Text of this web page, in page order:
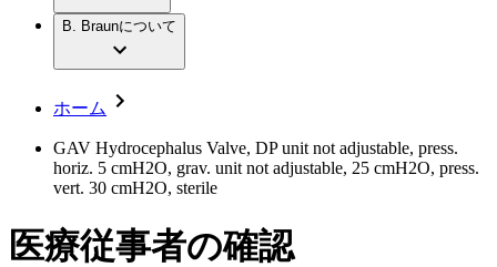
歯科
低侵襲手術 （内視鏡外科手術）
脊椎脊髄治療
手術用鋼製器具と滅菌コンテナーシステム
縫合糸 / 皮膚用接着剤
創傷ケア
アクトリーン ハイライト セット
疾患・症状
要
キャリア（B. Braunで働くということ）
私たちのカルチャー
採用情報
キャリア（B. Braunで働くということ）
イノベーション
私たちの責任
多様性
お問合せ
お問合せフォーム
取材・撮影のお申込み
B. Braunについて
ホーム
GAV Hydrocephalus Valve, DP unit not adjustable, press.
horiz. 5 cmH2O, grav. unit not adjustable, 25 cmH2O, press.
vert. 30 cmH2O, sterile
医療従事者の確認